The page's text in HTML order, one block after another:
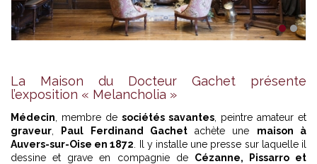
1 2
La Maison du Docteur Gachet présente
l’exposition « Melancholia »
Médecin , membre de sociétés savantes , peintre amateur et
graveur
Paul Ferdinand Gachet achète une maison à
Auvers-sur-Oise en 1872 . Il y installe une presse sur laquelle il
dessine et grave en compagnie de Cézanne, Pissarro et